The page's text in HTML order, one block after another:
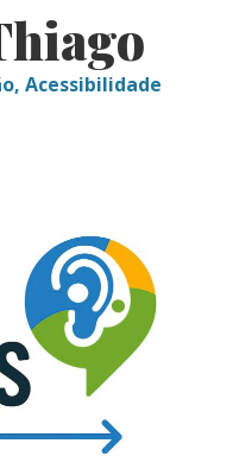
Acessibilidade